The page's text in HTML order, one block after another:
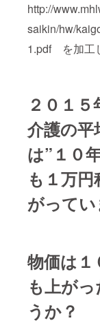
http://
saikin/hw/
1.pdf を加工
２０１
介護の平
は”１０
も１万円
がってい
物価は１
も上が
うか？